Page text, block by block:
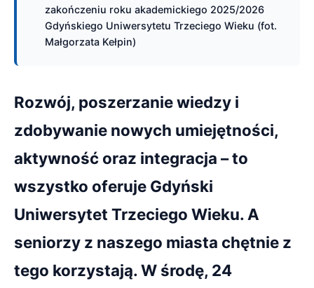
zakończeniu roku akademickiego 2025/2026
Gdyńskiego Uniwersytetu Trzeciego Wieku (fot.
Małgorzata Kełpin)
Rozwój, poszerzanie wiedzy i
zdobywanie nowych umiejętności,
aktywność oraz integracja – to
wszystko oferuje Gdyński
Uniwersytet Trzeciego Wieku. A
seniorzy z naszego miasta chętnie z
tego korzystają. W środę, 24